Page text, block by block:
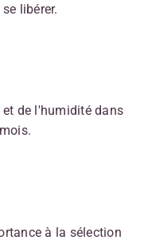
libérer.
de l'humidité dans
à la sélection